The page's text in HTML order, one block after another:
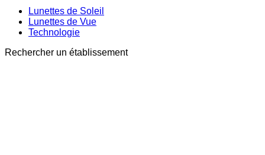
Lunettes de Soleil
Lunettes de Vue
Technologie
Rechercher un établissement